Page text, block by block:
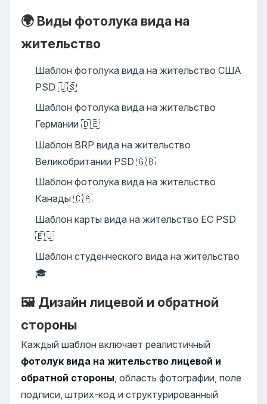
🌍 Виды фотолука вида на
жительство
Шаблон фотолука вида на жительство США
PSD 🇺🇸
Шаблон фотолука вида на жительство
Германии 🇩🇪
Шаблон BRP вида на жительство
Великобритании PSD 🇬🇧
Шаблон фотолука вида на жительство
Канады 🇨🇦
Шаблон карты вида на жительство ЕС PSD
🇪🇺
Шаблон студенческого вида на жительство
🎓
🖼️ Дизайн лицевой и обратной
стороны
Каждый шаблон включает реалистичный
фотолук вида на жительство лицевой и
обратной стороны , область фотографии, поле
подписи, штрих-код и структурированный